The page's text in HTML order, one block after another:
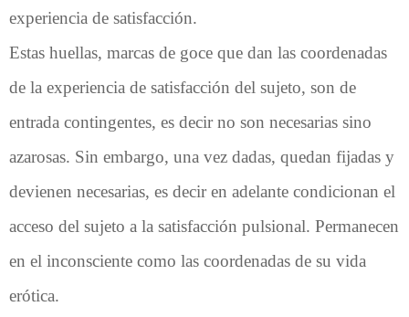
experiencia de satisfacción.
Estas huellas, marcas de goce que dan las coordenadas
de la experiencia de satisfacción del sujeto, son de
entrada contingentes, es decir no son necesarias sino
azarosas. Sin embargo, una vez dadas, quedan fijadas y
devienen necesarias, es decir en adelante condicionan el
acceso del sujeto a la satisfacción pulsional. Permanecen
en el inconsciente como las coordenadas de su vida
erótica.